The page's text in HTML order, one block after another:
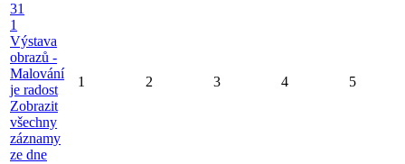
31
1
Výstava
obrazů -
Malování
je radost
Zobrazit
všechny
záznamy
ze dne
1 2 3 4 5